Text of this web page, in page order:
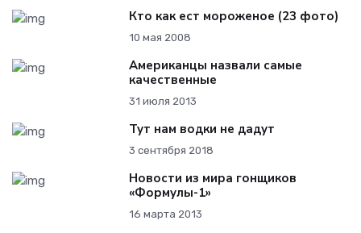
Кто как ест мороженое (23 фото)
10 мая 2008
Американцы назвали самые
качественные
31 июля 2013
Тут нам водки не дадут
3 сентября 2018
Новости из мира гонщиков
«Формулы-1»
16 марта 2013